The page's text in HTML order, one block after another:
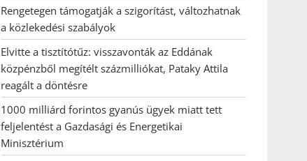
Rengetegen támogatják a szigorítást, változhatnak
a közlekedési szabályok
Elvitte a tisztítótűz: visszavonták az Eddának
közpénzből megítélt százmilliókat, Pataky Attila
reagált a döntésre
1000 milliárd forintos gyanús ügyek miatt tett
feljelentést a Gazdasági és Energetikai
Minisztérium